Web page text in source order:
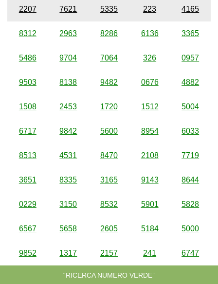
2207 7621 5335 223 4165
8312 2963 8286 6136 3365
5486 9704 7064 326 0957
9503 8138 9482 0676 4882
1508 2453 1720 1512 5004
6717 9842 5600 8954 6033
8513 4531 8470 2108 7719
3651 8335 3165 9143 8644
0229 3150 8532 5901 5828
6567 5658 2605 5184 5000
9852 1317 2157 241 6747
“RICERCA NUMERO VERDE”